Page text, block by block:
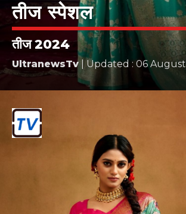
तीज स्पेशल
तीज 2024
UltranewsTv | Updated : 06